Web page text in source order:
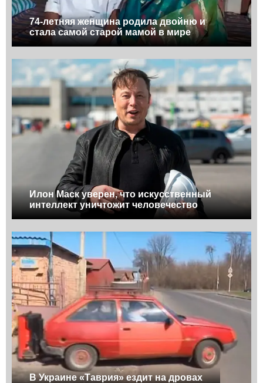
74-летняя женщина родила двойню и
стала самой старой мамой в мире
Илон Маск уверен, что искусственный
интеллект уничтожит человечество
В Украине «Таврия» ездит на дровах